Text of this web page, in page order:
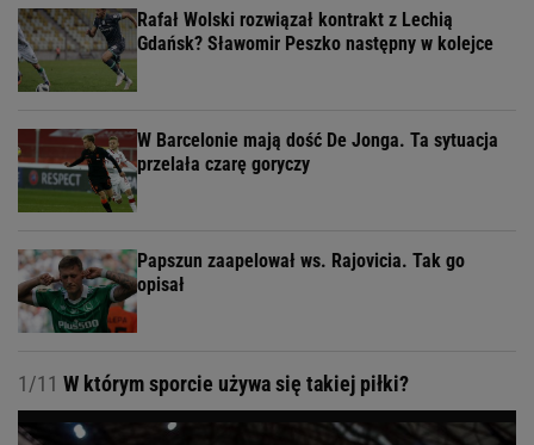
Rafał Wolski rozwiązał kontrakt z Lechią
Gdańsk? Sławomir Peszko następny w kolejce
W Barcelonie mają dość De Jonga. Ta sytuacja
przelała czarę goryczy
Papszun zaapelował ws. Rajovicia. Tak go
opisał
1/11 W którym sporcie używa się takiej piłki?